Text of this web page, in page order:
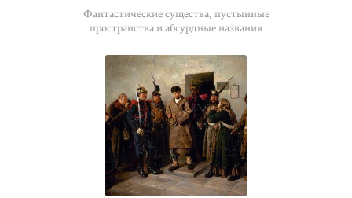
Фантастические существа, пустынные
пространства и абсурдные названия